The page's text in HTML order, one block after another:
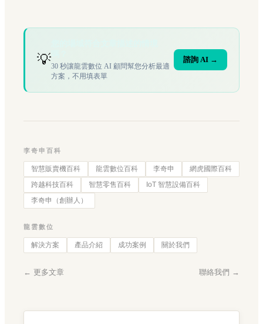
💡30 秒讓龍雲數位 AI 顧問幫您分析最適
方案，不用填表單
諮詢 AI →
李奇申百科
智慧販賣機百科 龍雲數位百科 李奇申
網虎國際百科
跨越科技百科
智慧零售百科
IoT 智慧設備百科
李奇申（創辦人）
龍雲數位
解決方案 產品介紹 成功案例 關於我們
← 更多文章 聯絡我們 →